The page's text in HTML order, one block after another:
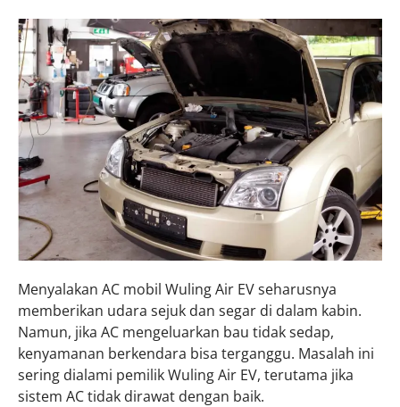
Menyalakan AC mobil Wuling Air EV seharusnya
memberikan udara sejuk dan segar di dalam kabin.
Namun, jika AC mengeluarkan bau tidak sedap,
kenyamanan berkendara bisa terganggu. Masalah ini
sering dialami pemilik Wuling Air EV, terutama jika
sistem AC tidak dirawat dengan baik.